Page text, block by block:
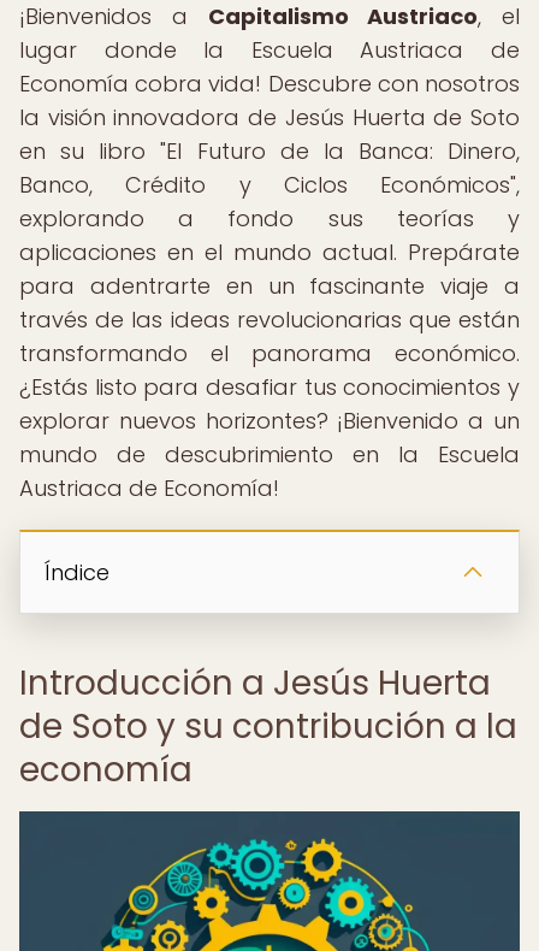
¡Bienvenidos a Capitalismo Austriaco, el
lugar donde la Escuela Austriaca de
Economía cobra vida! Descubre con nosotros
la visión innovadora de Jesús Huerta de Soto
en su libro "El Futuro de la Banca: Dinero,
Banco, Crédito y Ciclos Económicos",
explorando a fondo sus teorías y
aplicaciones en el mundo actual. Prepárate
para adentrarte en un fascinante viaje a
través de las ideas revolucionarias que están
transformando el panorama económico.
¿Estás listo para desafiar tus conocimientos y
explorar nuevos horizontes? ¡Bienvenido a un
mundo de descubrimiento en la Escuela
Austriaca de Economía!
Índice
Introducción a Jesús Huerta
de Soto y su contribución a la
economía